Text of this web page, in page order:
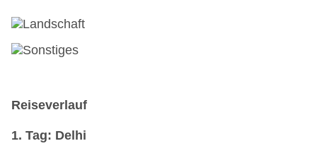
Reiseverlauf
1. Tag: Delhi